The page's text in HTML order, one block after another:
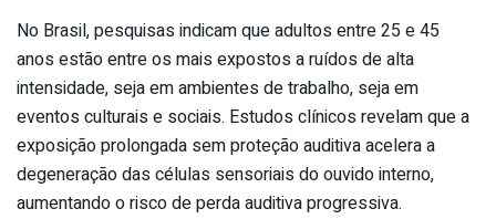
No Brasil, pesquisas indicam que adultos entre 25 e 45
anos estão entre os mais expostos a ruídos de alta
intensidade, seja em ambientes de trabalho, seja em
eventos culturais e sociais. Estudos clínicos revelam que a
exposição prolongada sem proteção auditiva acelera a
degeneração das células sensoriais do ouvido interno,
aumentando o risco de perda auditiva progressiva.